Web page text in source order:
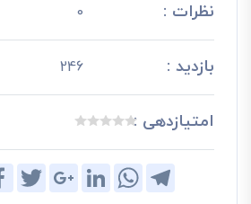
نظرات : 0
بازدید : 246
امتیازدهی :
Google+LinkedIn
WhatsAppTelegram